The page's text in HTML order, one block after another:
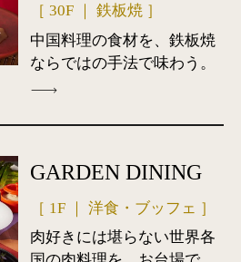
［ 30F ｜ 鉄板焼 ］
中国料理の食材を、鉄板焼
ならではの手法で味わう。
GARDEN DINING
［ 1F ｜ 洋食・ブッフェ ］
肉好きには堪らない世界各